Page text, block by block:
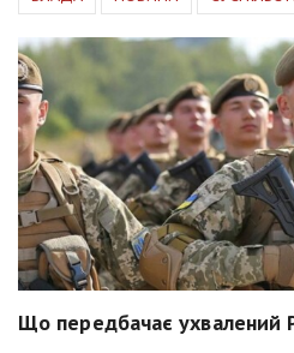
Що передбачає ухвалений